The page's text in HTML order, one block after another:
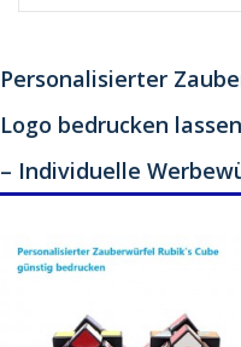
Personalisierter
Logo bedrucken
– Individuelle